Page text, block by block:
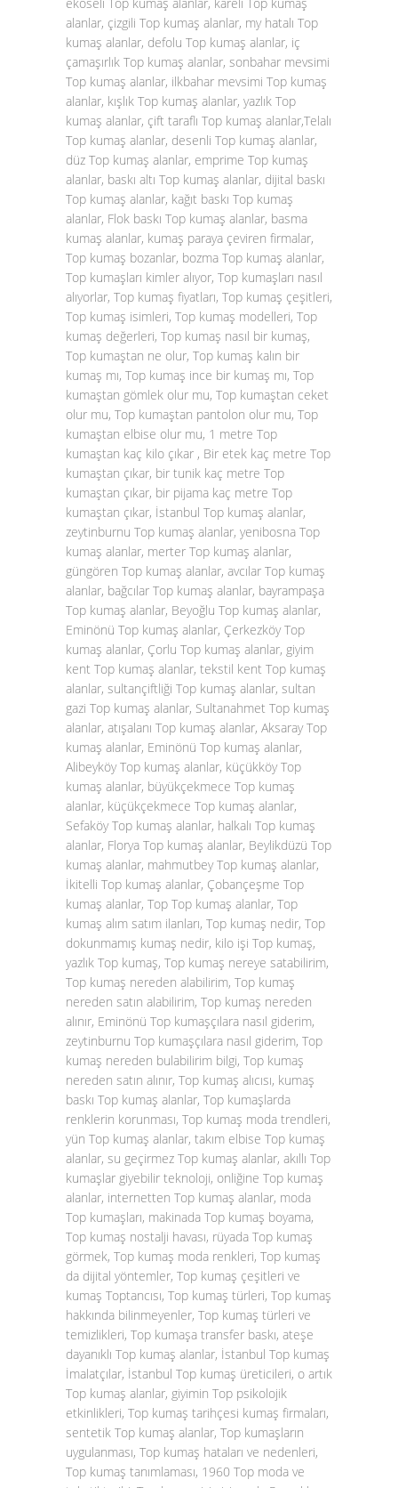
alanlar, çizgili Top kumaş alanlar, my hatalı Top
kumaş alanlar, defolu Top kumaş alanlar, iç
çamaşırlık Top kumaş alanlar, sonbahar mevsimi
Top kumaş alanlar, ilkbahar mevsimi Top kumaş
alanlar, kışlık Top kumaş alanlar, yazlık Top
kumaş alanlar, çift taraflı Top kumaş alanlar,Telalı
Top kumaş alanlar, desenli Top kumaş alanlar,
düz Top kumaş alanlar, emprime Top kumaş
alanlar, baskı altı Top kumaş alanlar, dijital baskı
Top kumaş alanlar, kağıt baskı Top kumaş
alanlar, Flok baskı Top kumaş alanlar, basma
kumaş alanlar, kumaş paraya çeviren firmalar,
Top kumaş bozanlar, bozma Top kumaş alanlar,
Top kumaşları kimler alıyor, Top kumaşları nasıl
alıyorlar, Top kumaş fiyatları, Top kumaş çeşitleri,
Top kumaş isimleri, Top kumaş modelleri, Top
kumaş değerleri, Top kumaş nasıl bir kumaş,
Top kumaştan ne olur, Top kumaş kalın bir
kumaş mı, Top kumaş ince bir kumaş mı, Top
kumaştan gömlek olur mu, Top kumaştan ceket
olur mu, Top kumaştan pantolon olur mu, Top
kumaştan elbise olur mu, 1 metre Top
kumaştan kaç kilo çıkar , Bir etek kaç metre Top
kumaştan çıkar, bir tunik kaç metre Top
kumaştan çıkar, bir pijama kaç metre Top
kumaştan çıkar, İstanbul Top kumaş alanlar,
zeytinburnu Top kumaş alanlar, yenibosna Top
kumaş alanlar, merter Top kumaş alanlar,
güngören Top kumaş alanlar, avcılar Top kumaş
alanlar, bağcılar Top kumaş alanlar, bayrampaşa
Top kumaş alanlar, Beyoğlu Top kumaş alanlar,
Eminönü Top kumaş alanlar, Çerkezköy Top
kumaş alanlar, Çorlu Top kumaş alanlar, giyim
kent Top kumaş alanlar, tekstil kent Top kumaş
alanlar, sultançiftliği Top kumaş alanlar, sultan
gazi Top kumaş alanlar, Sultanahmet Top kumaş
alanlar, atışalanı Top kumaş alanlar, Aksaray Top
kumaş alanlar, Eminönü Top kumaş alanlar,
Alibeyköy Top kumaş alanlar, küçükköy Top
kumaş alanlar, büyükçekmece Top kumaş
alanlar, küçükçekmece Top kumaş alanlar,
Sefaköy Top kumaş alanlar, halkalı Top kumaş
alanlar, Florya Top kumaş alanlar, Beylikdüzü Top
kumaş alanlar, mahmutbey Top kumaş alanlar,
İkitelli Top kumaş alanlar, Çobançeşme Top
kumaş alanlar, Top Top kumaş alanlar, Top
kumaş alım satım ilanları, Top kumaş nedir, Top
dokunmamış kumaş nedir, kilo işi Top kumaş,
yazlık Top kumaş, Top kumaş nereye satabilirim,
Top kumaş nereden alabilirim, Top kumaş
nereden satın alabilirim, Top kumaş nereden
alınır, Eminönü Top kumaşçılara nasıl giderim,
zeytinburnu Top kumaşçılara nasıl giderim, Top
kumaş nereden bulabilirim bilgi, Top kumaş
nereden satın alınır, Top kumaş alıcısı, kumaş
baskı Top kumaş alanlar, Top kumaşlarda
renklerin korunması, Top kumaş moda trendleri,
yün Top kumaş alanlar, takım elbise Top kumaş
alanlar, su geçirmez Top kumaş alanlar, akıllı Top
kumaşlar giyebilir teknoloji, onliğine Top kumaş
alanlar, internetten Top kumaş alanlar, moda
Top kumaşları, makinada Top kumaş boyama,
Top kumaş nostalji havası, rüyada Top kumaş
görmek, Top kumaş moda renkleri, Top kumaş
da dijital yöntemler, Top kumaş çeşitleri ve
kumaş Toptancısı, Top kumaş türleri, Top kumaş
hakkında bilinmeyenler, Top kumaş türleri ve
temizlikleri, Top kumaşa transfer baskı, ateşe
dayanıklı Top kumaş alanlar, İstanbul Top kumaş
İmalatçılar, İstanbul Top kumaş üreticileri, o artık
Top kumaş alanlar, giyimin Top psikolojik
etkinlikleri, Top kumaş tarihçesi kumaş firmaları,
sentetik Top kumaş alanlar, Top kumaşların
uygulanması, Top kumaş hataları ve nedenleri,
Top kumaş tanımlaması, 1960 Top moda ve